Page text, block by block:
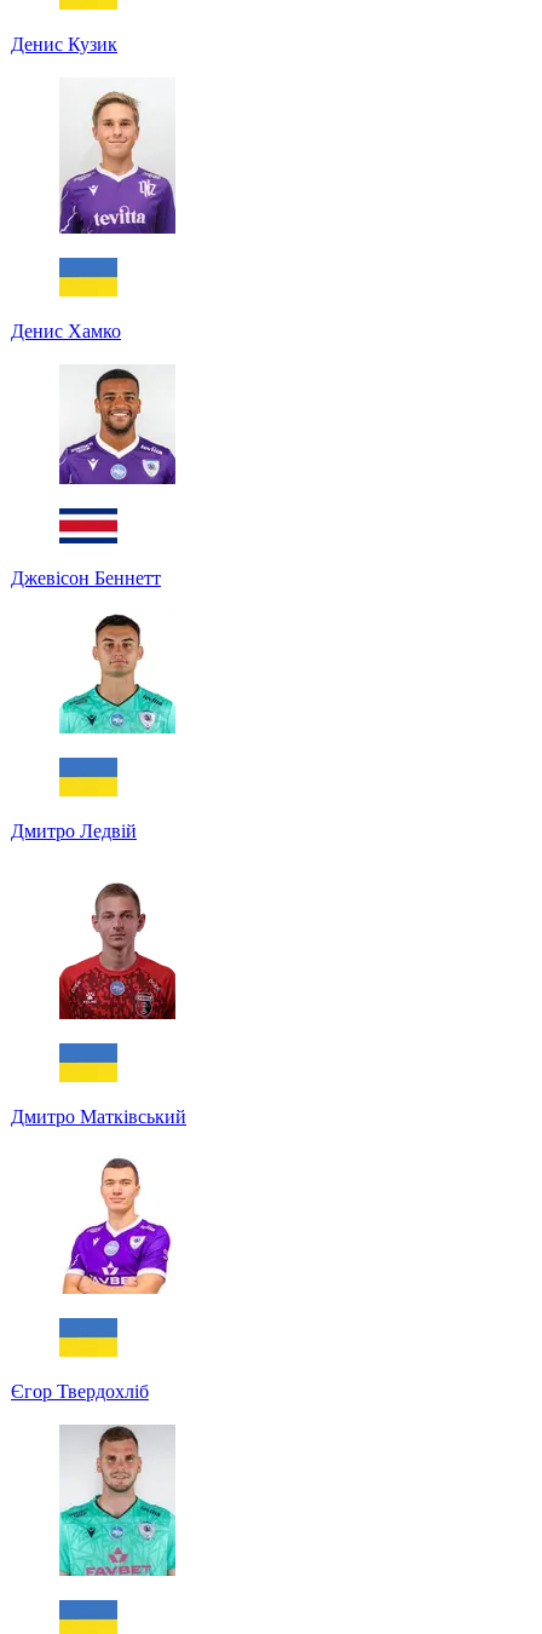
Денис Кузик
Денис Хамко
Джевісон Беннетт
Дмитро Ледвій
Дмитро Матківський
Єгор Твердохліб